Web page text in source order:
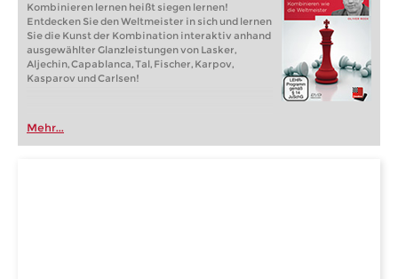
Kombinieren lernen heißt siegen lernen!
Entdecken Sie den Weltmeister in sich und lernen
Sie die Kunst der Kombination interaktiv anhand
ausgewählter Glanzleistungen von Lasker,
Aljechin, Capablanca, Tal, Fischer, Karpov,
Kasparov und Carlsen!
Mehr...